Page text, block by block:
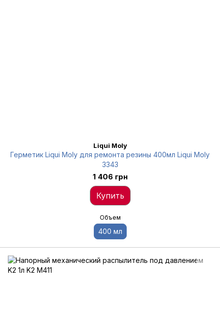
Liqui Moly
Герметик Liqui Moly для ремонта резины 400мл Liqui Moly
3343
1 406 грн
Купить
Объем
400 мл